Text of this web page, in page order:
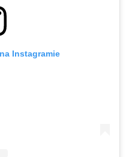
Instagramie